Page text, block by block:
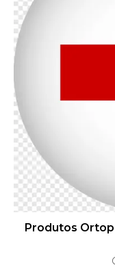
Produtos